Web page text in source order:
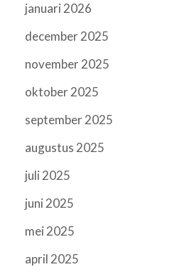
januari 2026
december 2025
november 2025
oktober 2025
september 2025
augustus 2025
juli 2025
juni 2025
mei 2025
april 2025